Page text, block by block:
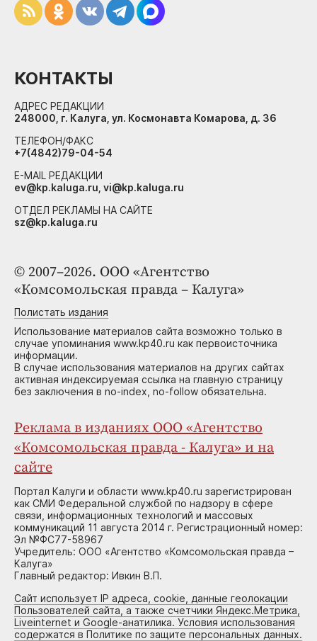
© 2007–2026. ООО «Агентство
«Комсомольская правда – Калуга»
Полистать издания
Использование материалов сайта возможно только в
случае упоминания www.kp40.ru как первоисточника
информации.
В случае использования материалов на других сайтах
активная индексируемая ссылка на главную страницу
без заключения в no-index, no-follow обязательна.
Реклама в изданиях ООО «Агентство
«Комсомольская правда - Калуга» и на
сайте
Портал Калуги и области www.kp40.ru зарегистрирован
как СМИ Федеральной службой по надзору в сфере
связи, информационных технологий и массовых
коммуникаций 11 августа 2014 г. Регистрационный номер:
Эл №ФС77-58967
Учредитель: ООО «Агентство «Комсомольская правда –
Калуга»
Главный редактор: Ивкин В.П.
Сайт использует IP адреса, cookie, данные геолокации
Пользователей сайта, а также счетчики Яндекс.Метрика,
Liveinternet и Google-анатилика. Условия использования
содержатся в Политике по защите персональных данных.
КОНТАКТЫ
АДРЕС РЕДАКЦИИ
248000, г. Калуга, ул. Космонавта Комарова, д. 36
ТЕЛЕФОН/ФАКС
+7(4842)79-04-54
E-MAIL РЕДАКЦИИ
ev@kp.kaluga.ru, vi@kp.kaluga.ru
ОТДЕЛ РЕКЛАМЫ НА САЙТЕ
sz@kp.kaluga.ru